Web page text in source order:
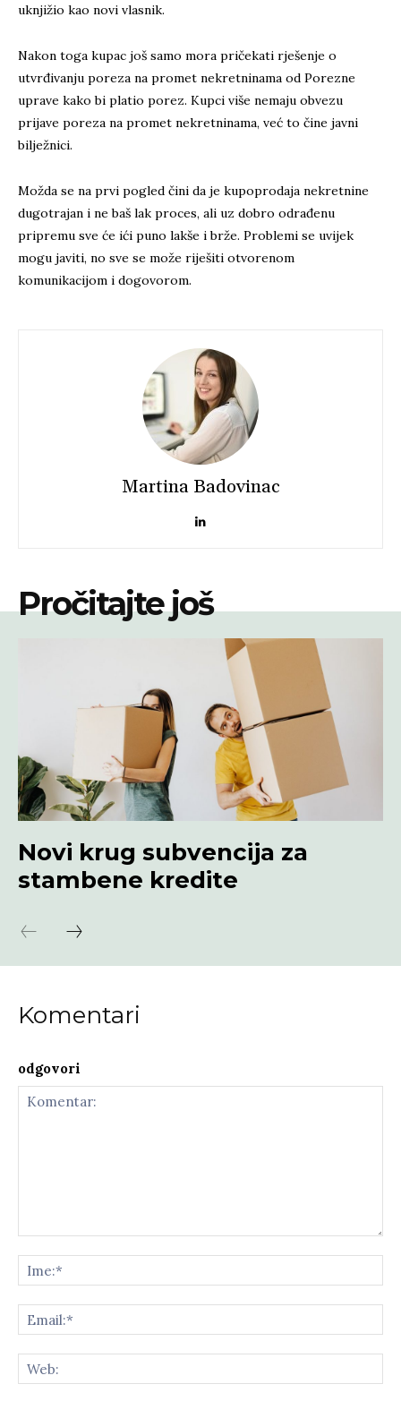
uknjižio kao novi vlasnik.
Nakon toga kupac još samo mora pričekati rješenje o
utvrđivanju poreza na promet nekretninama od Porezne
uprave kako bi platio porez. Kupci više nemaju obvezu
prijave poreza na promet nekretninama, već to čine javni
bilježnici.
Možda se na prvi pogled čini da je kupoprodaja nekretnine
dugotrajan i ne baš lak proces, ali uz dobro odrađenu
pripremu sve će ići puno lakše i brže. Problemi se uvijek
mogu javiti, no sve se može riješiti otvorenom
komunikacijom i dogovorom.
Martina Badovinac
Pročitajte još
Novi krug subvencija za
stambene kredite
Komentari
odgovori